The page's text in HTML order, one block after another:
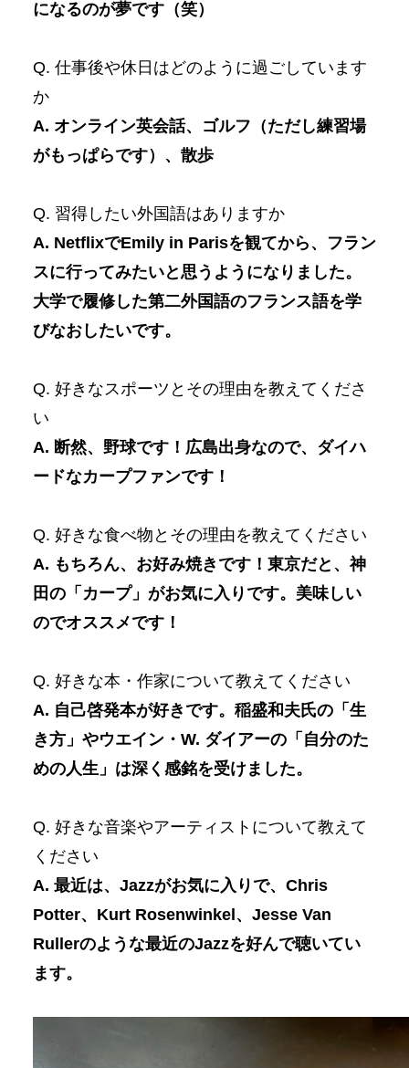
になるのが夢です（笑）
Q. 仕事後や休日はどのように過ごしています
か
A. オンライン英会話、ゴルフ（ただし練習場
がもっぱらです）、散歩
Q. 習得したい外国語はありますか
A. NetflixでEmily in Parisを観てから、フラン
スに行ってみたいと思うようになりました。
大学で履修した第二外国語のフランス語を学
びなおしたいです。
Q. 好きなスポーツとその理由を教えてくださ
い
A. 断然、野球です！広島出身なので、ダイハ
ードなカープファンです！
Q. 好きな食べ物とその理由を教えてください
A. もちろん、お好み焼きです！東京だと、神
田の「カープ」がお気に入りです。美味しい
のでオススメです！
Q. 好きな本・作家について教えてください
A. 自己啓発本が好きです。稲盛和夫氏の「生
き方」やウエイン・W. ダイアーの「自分のた
めの人生」は深く感銘を受けました。
Q. 好きな音楽やアーティストについて教えて
ください
A. 最近は、Jazzがお気に入りで、Chris
Potter、Kurt Rosenwinkel、Jesse Van
Rullerのような最近のJazzを好んで聴いてい
ます。